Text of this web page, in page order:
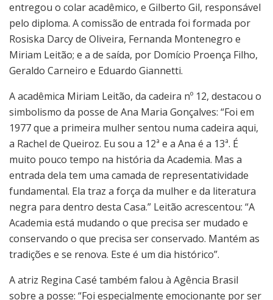
entregou o colar acadêmico, e Gilberto Gil, responsável
pelo diploma. A comissão de entrada foi formada por
Rosiska Darcy de Oliveira, Fernanda Montenegro e
Miriam Leitão; e a de saída, por Domício Proença Filho,
Geraldo Carneiro e Eduardo Giannetti.
A acadêmica Miriam Leitão, da cadeira nº 12, destacou o
simbolismo da posse de Ana Maria Gonçalves: “Foi em
1977 que a primeira mulher sentou numa cadeira aqui,
a Rachel de Queiroz. Eu sou a 12ª e a Ana é a 13ª. É
muito pouco tempo na história da Academia. Mas a
entrada dela tem uma camada de representatividade
fundamental. Ela traz a força da mulher e da literatura
negra para dentro desta Casa.” Leitão acrescentou: “A
Academia está mudando o que precisa ser mudado e
conservando o que precisa ser conservado. Mantém as
tradições e se renova. Este é um dia histórico”.
A atriz Regina Casé também falou à Agência Brasil
sobre a posse: “Foi especialmente emocionante por ser